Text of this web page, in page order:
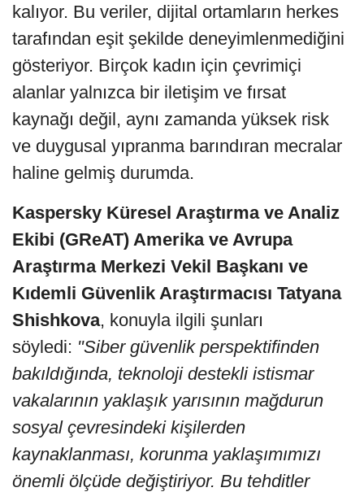
kalıyor. Bu veriler, dijital ortamların herkes
tarafından eşit şekilde deneyimlenmediğini
gösteriyor. Birçok kadın için çevrimiçi
alanlar yalnızca bir iletişim ve fırsat
kaynağı değil, aynı zamanda yüksek risk
ve duygusal yıpranma barındıran mecralar
haline gelmiş durumda.
Kaspersky Küresel Araştırma ve Analiz
Ekibi (GReAT) Amerika ve Avrupa
Araştırma Merkezi Vekil Başkanı ve
Kıdemli Güvenlik Araştırmacısı Tatyana
Shishkova, konuyla ilgili şunları
söyledi: "Siber güvenlik perspektifinden
bakıldığında, teknoloji destekli istismar
vakalarının yaklaşık yarısının mağdurun
sosyal çevresindeki kişilerden
kaynaklanması, korunma yaklaşımımızı
önemli ölçüde değiştiriyor. Bu tehditler